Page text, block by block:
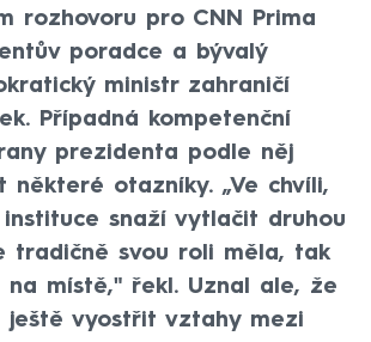
rozhovoru pro CNN Prima
poradce a bývalý
ministr zahraničí
Případná kompetenční
prezidenta podle něj
některé otazníky. „Ve chvíli,
instituce snaží vytlačit druhou
tradičně svou roli měla, tak
na místě," řekl. Uznal ale, že
ještě vyostřit vztahy mezi